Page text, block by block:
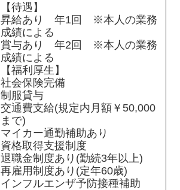
【待遇】
昇給あり　年1回　※本人の業務
成績による
賞与あり　年2回　※本人の業務
成績による
【福利厚生】
社会保険完備
制服貸与
交通費支給(規定内月額￥50,000
まで)
マイカー通勤補助あり
資格取得支援制度
退職金制度あり(勤続3年以上)
再雇用制度あり(定年60歳)
インフルエンザ予防接種補助